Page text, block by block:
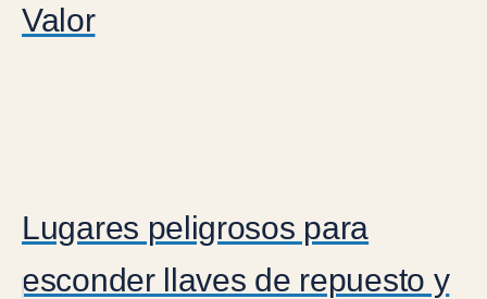
Valor
Lugares peligrosos para
esconder llaves de repuesto y